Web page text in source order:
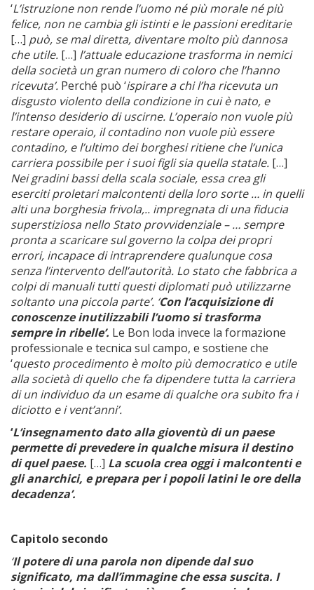
‘L’istruzione non rende l’uomo né più morale né più
felice, non ne cambia gli istinti e le passioni ereditarie
[…] può, se mal diretta, diventare molto più dannosa
che utile. […] l’attuale educazione trasforma in nemici
della società un gran numero di coloro che l’hanno
ricevuta’. Perché può ‘ispirare a chi l’ha ricevuta un
disgusto violento della condizione in cui è nato, e
l’intenso desiderio di uscirne. L’operaio non vuole più
restare operaio, il contadino non vuole più essere
contadino, e l’ultimo dei borghesi ritiene che l’unica
carriera possibile per i suoi figli sia quella statale. […]
Nei gradini bassi della scala sociale, essa crea gli
eserciti proletari malcontenti della loro sorte … in quelli
alti una borghesia frivola,.. impregnata di una fiducia
superstiziosa nello Stato provvidenziale – … sempre
pronta a scaricare sul governo la colpa dei propri
errori, incapace di intraprendere qualunque cosa
senza l’intervento dell’autorità. Lo stato che fabbrica a
colpi di manuali tutti questi diplomati può utilizzarne
soltanto una piccola parte’. ‘Con l’acquisizione di
conoscenze inutilizzabili l’uomo si trasforma
sempre in ribelle’. Le Bon loda invece la formazione
professionale e tecnica sul campo, e sostiene che
‘questo procedimento è molto più democratico e utile
alla società di quello che fa dipendere tutta la carriera
di un individuo da un esame di qualche ora subito fra i
diciotto e i vent’anni’.
‘L’insegnamento dato alla gioventù di un paese
permette di prevedere in qualche misura il destino
di quel paese. […] La scuola crea oggi i malcontenti e
gli anarchici, e prepara per i popoli latini le ore della
decadenza’.
Capitolo secondo
‘Il potere di una parola non dipende dal suo
significato, ma dall’immagine che essa suscita. I